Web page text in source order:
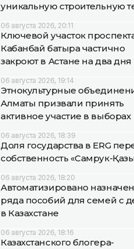
уникальную строительную
06 августа 2026, 20:11
Ключевой участок
Кабанбай батыра частично
закроют в Астане на два дня
06 августа 2026, 19:14
Этнокультурные
Алматы призвали принять
активное участие в выборах
06 августа 2026, 18:39
Доля государства в ERG
собственность «Самрук-
06 августа 2026, 18:20
Автоматизировано
ряда пособий для семей с
в Казахстане
06 августа 2026, 18:16
Казахстанского блогера-